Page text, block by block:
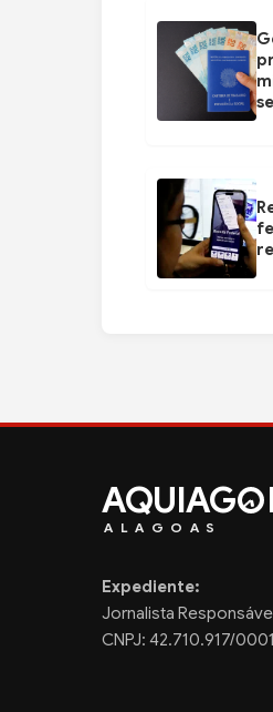
AQUIAG
ALAGOAS
Expediente:
Jornalista
CNPJ: 42.710.917/